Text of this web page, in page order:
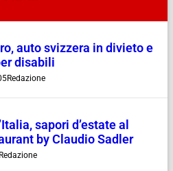
auto svizzera in divieto e
disabili
Redazione
sapori d’estate al
by Claudio Sadler
Redazione